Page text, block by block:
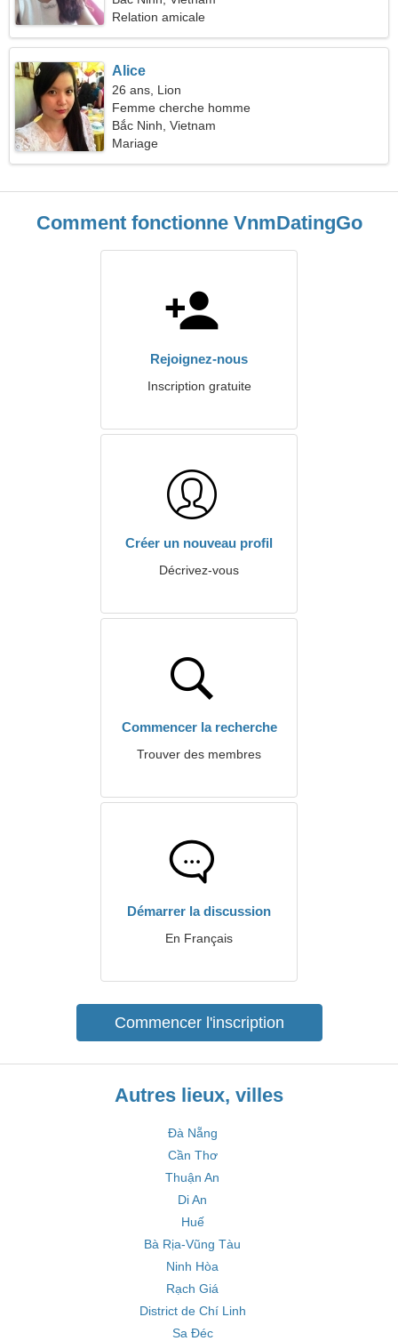
Relation amicale
Alice
26 ans, Lion
Femme cherche homme
Bắc Ninh, Vietnam
Mariage
Comment fonctionne VnmDatingGo
Rejoignez-nous
Inscription gratuite
Créer un nouveau profil
Décrivez-vous
Commencer la recherche
Trouver des membres
Démarrer la discussion
En Français
Commencer l'inscription
Autres lieux, villes
Đà Nẵng
Cần Thơ
Thuận An
Di An
Huế
Bà Rịa-Vũng Tàu
Ninh Hòa
Rạch Giá
District de Chí Linh
Sa Đéc